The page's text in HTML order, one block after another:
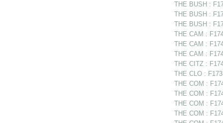
THE BUSH :
THE BUSH :
THE BUSH :
THE CAM :
THE CAM :
THE CAM :
THE CITZ :
THE CLO :
THE COM :
THE COM :
THE COM :
THE COM :